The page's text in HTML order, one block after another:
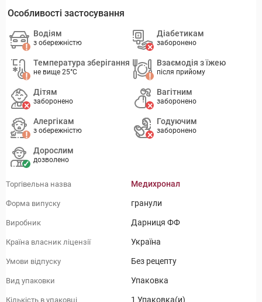
Особливості застосування
Водіям
з обережністю
Діабетикам
заборонено
Температура зберігання
не вище 25°C
Взаємодія з їжею
після прийому
Дітям
заборонено
Вагітним
заборонено
Алергікам
з обережністю
Годуючим
заборонено
Дорослим
дозволено
Торгівельна назва Медихронал
Форма випуску гранули
Виробник Дарниця ФФ
Країна власник ліцензії Україна
Умови відпуску Без рецепту
Вид упаковки Упаковка
Кількість в упаковці 1 Упаковка(и)